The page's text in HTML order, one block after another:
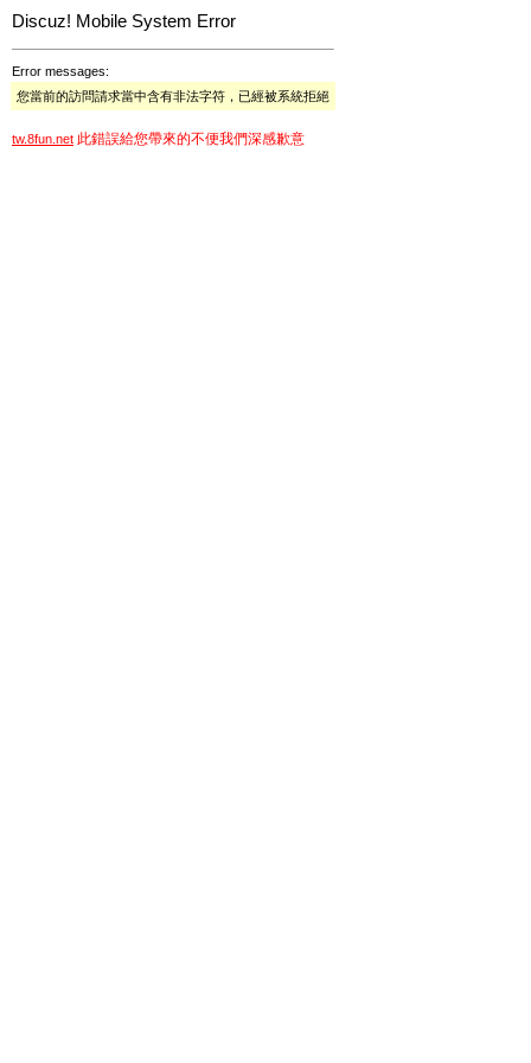
Discuz! Mobile System Error
Error messages:
您當前的訪問請求當中含有非法字符，已經被系統拒絕
tw.8fun.net 此錯誤給您帶來的不便我們深感歉意